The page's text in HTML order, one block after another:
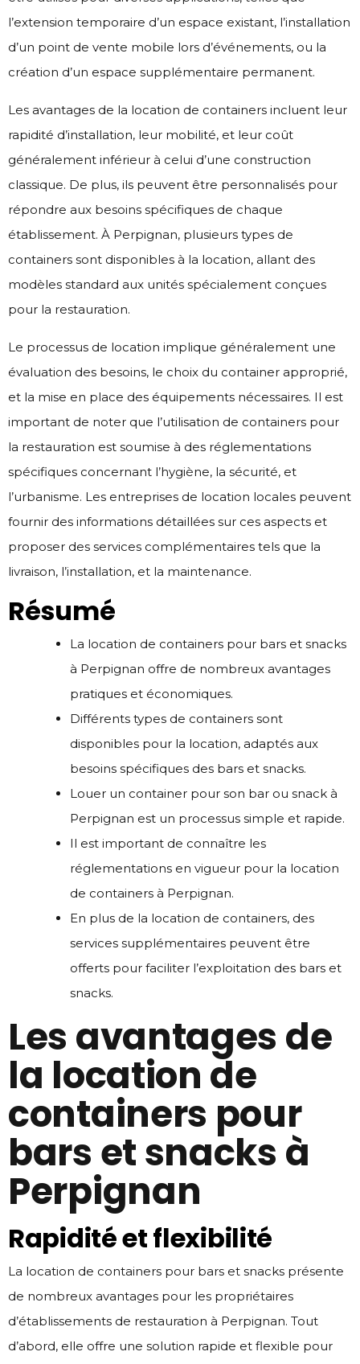
l’extension temporaire d’un espace existant, l’installation
d’un point de vente mobile lors d’événements, ou la
création d’un espace supplémentaire permanent.
Les avantages de la location de containers incluent leur
rapidité d’installation, leur mobilité, et leur coût
généralement inférieur à celui d’une construction
classique. De plus, ils peuvent être personnalisés pour
répondre aux besoins spécifiques de chaque
établissement. À Perpignan, plusieurs types de
containers sont disponibles à la location, allant des
modèles standard aux unités spécialement conçues
pour la restauration.
Le processus de location implique généralement une
évaluation des besoins, le choix du container approprié,
et la mise en place des équipements nécessaires. Il est
important de noter que l’utilisation de containers pour
la restauration est soumise à des réglementations
spécifiques concernant l’hygiène, la sécurité, et
l’urbanisme. Les entreprises de location locales peuvent
fournir des informations détaillées sur ces aspects et
proposer des services complémentaires tels que la
livraison, l’installation, et la maintenance.
Résumé
La location de containers pour bars et snacks
à Perpignan offre de nombreux avantages
pratiques et économiques.
Différents types de containers sont
disponibles pour la location, adaptés aux
besoins spécifiques des bars et snacks.
Louer un container pour son bar ou snack à
Perpignan est un processus simple et rapide.
Il est important de connaître les
réglementations en vigueur pour la location
de containers à Perpignan.
En plus de la location de containers, des
services supplémentaires peuvent être
offerts pour faciliter l’exploitation des bars et
snacks.
Les avantages de
la location de
containers pour
bars et snacks à
Perpignan
Rapidité et flexibilité
La location de containers pour bars et snacks présente
de nombreux avantages pour les propriétaires
d’établissements de restauration à Perpignan. Tout
d’abord, elle offre une solution rapide et flexible pour